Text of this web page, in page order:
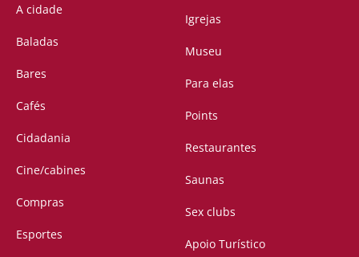
A cidade
Baladas
Bares
Cafés
Cidadania
Cine/cabines
Compras
Esportes
Igrejas
Museu
Para elas
Points
Restaurantes
Saunas
Sex clubs
Apoio Turístico